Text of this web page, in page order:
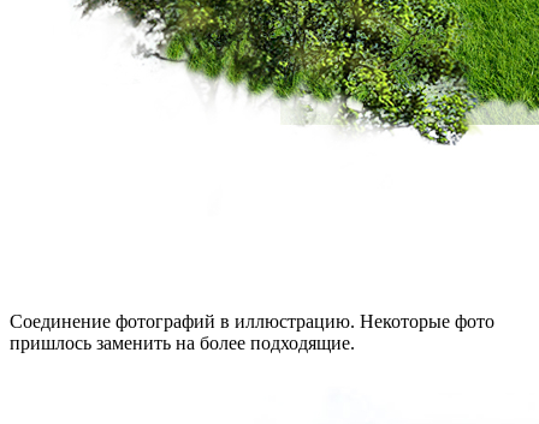
Соединение фотографий в иллюстрацию. Некоторые фото
пришлось заменить на более подходящие.